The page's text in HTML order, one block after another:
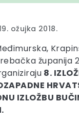
ožujka 2018.
županija
8.
IZLOŽBU